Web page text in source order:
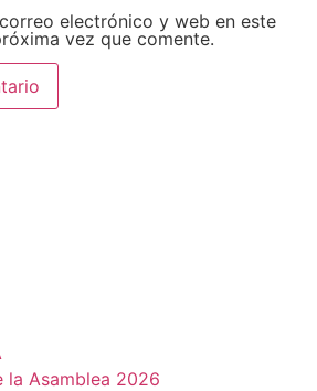
electrónico y web en este
vez que comente.
la Asamblea 2026